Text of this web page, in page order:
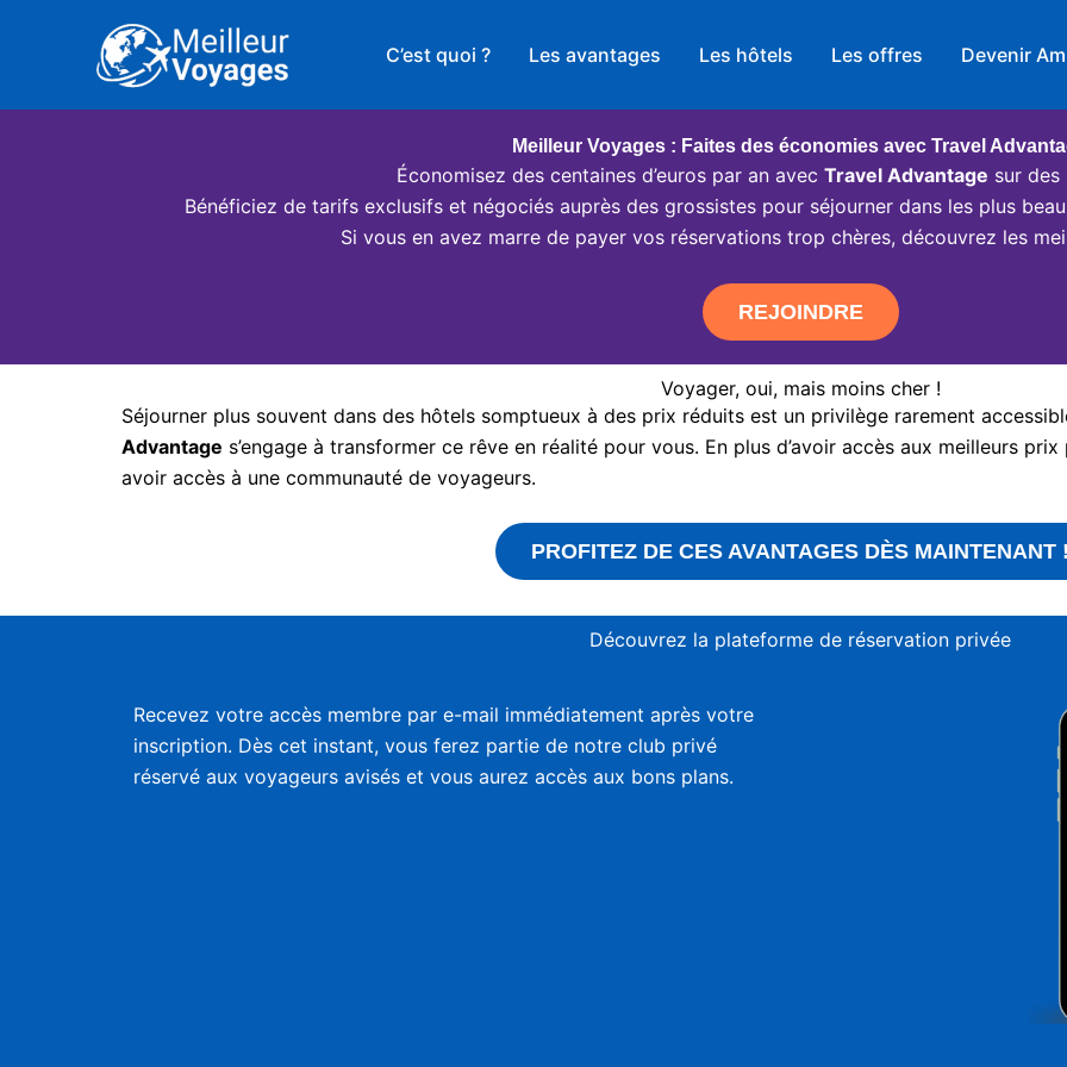
C’est quoi ? Les avantages Les hôtels Les offres Devenir
Meilleur Voyages : Faites des économies avec Travel
Économisez des centaines d’euros par an avec Travel Advantage sur des
Bénéficiez de tarifs exclusifs et négociés auprès des grossistes pour séjourner dans les plus
Si vous en avez marre de payer vos réservations trop chères, découvrez les
REJOINDRE
Voyager, oui, mais moins cher !
Séjourner plus souvent dans des hôtels somptueux à des prix réduits est un privilège rarement
Advantage s’engage à transformer ce rêve en réalité pour vous. En plus d’avoir accès aux meilleurs
avoir accès à une communauté de voyageurs.
PROFITEZ DE CES AVANTAGES DÈS MAINTENANT
Découvrez la plateforme de réservation privée
Recevez votre accès membre par e-mail immédiatement après votre
inscription. Dès cet instant, vous ferez partie de notre club privé
réservé aux voyageurs avisés et vous aurez accès aux bons plans.